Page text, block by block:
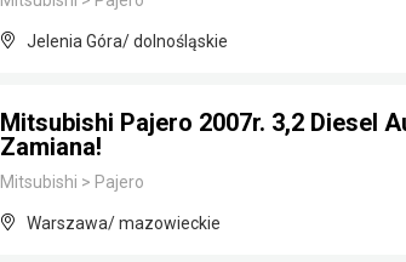
Jelenia Góra/ dolnośląskie
Mitsubishi Pajero 2007r. 3,2 Diesel
Zamiana!
Mitsubishi > Pajero
Warszawa/ mazowieckie